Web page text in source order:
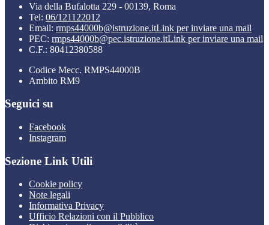
Via della Bufalotta 229 - 00139, Roma
Tel: 06/121122012
Email: rmps44000b@istruzione.itLink per inviare una mail
PEC: rmps44000b@pec.istruzione.itLink per inviare una mail
C.F.: 80412380588
Codice Mecc. RMPS44000B
Ambito RM9
Seguici su
Facebook
Instagram
Sezione Link Utili
Cookie policy
Note legali
Informativa Privacy
Ufficio Relazioni con il Pubblico